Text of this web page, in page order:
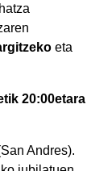
eta
20:00etara
Andres).